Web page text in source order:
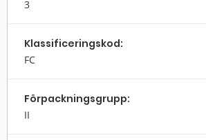
3
Klassifi­cerings­kod:
FC
Förpack­nings­grupp:
II